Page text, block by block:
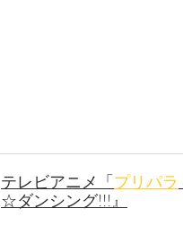
テレビアニメ「プリパラ
☆ダンシング!!!』